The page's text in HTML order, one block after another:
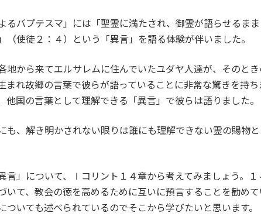
るバプテスマ」には「聖霊に満たされ、御霊が語らせるま
（使徒２：４）という「異言」を語る体験が伴いました。
から来てエルサレムに住んでいたユダヤ人達が、そのと
まれ故郷の言葉で彼らが語っていることに非常な驚きを持ち
他国の言葉として理解できる「異言」で彼らは語りました。
、解き明かされない限りは誰にも理解できない霊の賜物
言」について、Ⅰコリント１４章から考えてみましょう。１
いて、教会の徳を高めるために互いに預言することを勧め
ついても述べられているのでそこから学びたいと思います。